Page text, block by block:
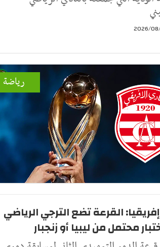
رياضة
القرعة تضع الترجي الرياضي
محتمل من ليبيا أو زنجبار